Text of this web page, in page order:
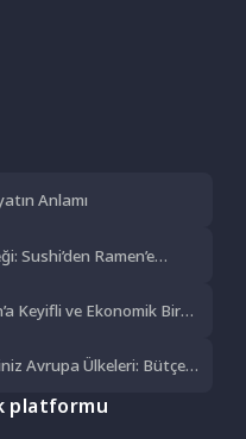
Anlamı
Sushi’den Ramen’e
Keyifli ve Ekonomik Bir
Avrupa Ülkeleri: Bütçe
platformu